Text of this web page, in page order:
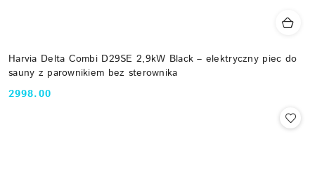
Harvia Delta Combi D29SE 2,9kW Black – elektryczny piec do
sauny z parownikiem bez sterownika
Cena:
2998.00